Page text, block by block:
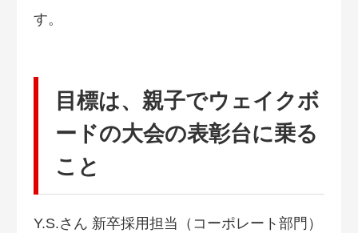
す。
目標は、親子でウェイクボ
ードの大会の表彰台に乗る
こと
Y.S.さん 新卒採用担当（コーポレート部門）